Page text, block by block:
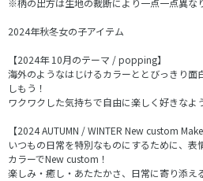
※柄の出方は生地の裁断により一点一点異なり
2024年秋冬女の子アイテム
【2024年 10月のテーマ / popping】
海外のようなはじけるカラーととびっきり面
しもう！
ワクワクした気持ちで自由に楽しく好きな
【2024 AUTUMN / WINTER New custom Make
いつもの日常を特別なものにするために、表
カラーでNew custom！
楽しみ・癒し・あたたかさ、日常に寄り添え